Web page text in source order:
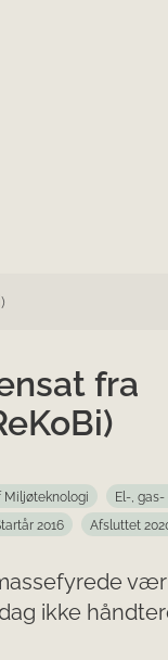
fra
Miljøteknologi
El-,
2016 Afsluttet
ikke